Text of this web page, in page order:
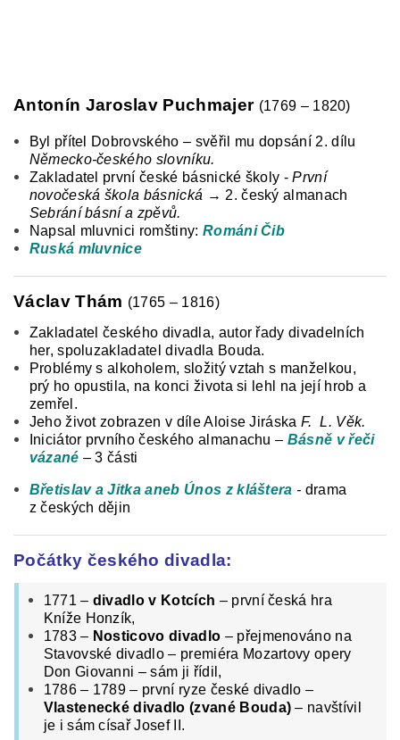
Antonín Jaroslav Puchmajer (1769 – 1820)
Byl přítel Dobrovského – svěřil mu dopsání 2. dílu
Německo-českého slovníku.
Zakladatel první české básnické školy -První
novočeská škola básnická → 2. český almanach
Sebrání básní a zpěvů.
Napsal mluvnici romštiny: Románi Čib
Ruská mluvnice
Václav Thám (1765 – 1816)
Zakladatel českého divadla, autor řady divadelních
her, spoluzakladatel divadla Bouda.
Problémy s alkoholem, složitý vztah s manželkou,
prý ho opustila, na konci života si lehl na její hrob a
zemřel.
Jeho život zobrazen v díle Aloise JiráskaF. L. Věk.
Iniciátor prvního českého almanachu – Básně v řeči
vázané – 3 části
Břetislav a Jitka aneb Únos z kláštera - drama
z českých dějin
Počátky českého divadla:
1771 – divadlo v Kotcích – první česká hra
Kníže Honzík,
1783 – Nosticovo divadlo – přejmenováno na
Stavovské divadlo – premiéra Mozartovy opery
Don Giovanni – sám ji řídil,
1786 – 1789 – první ryze české divadlo –
Vlastenecké divadlo (zvané Bouda) – navštívil
je i sám císař Josef II.